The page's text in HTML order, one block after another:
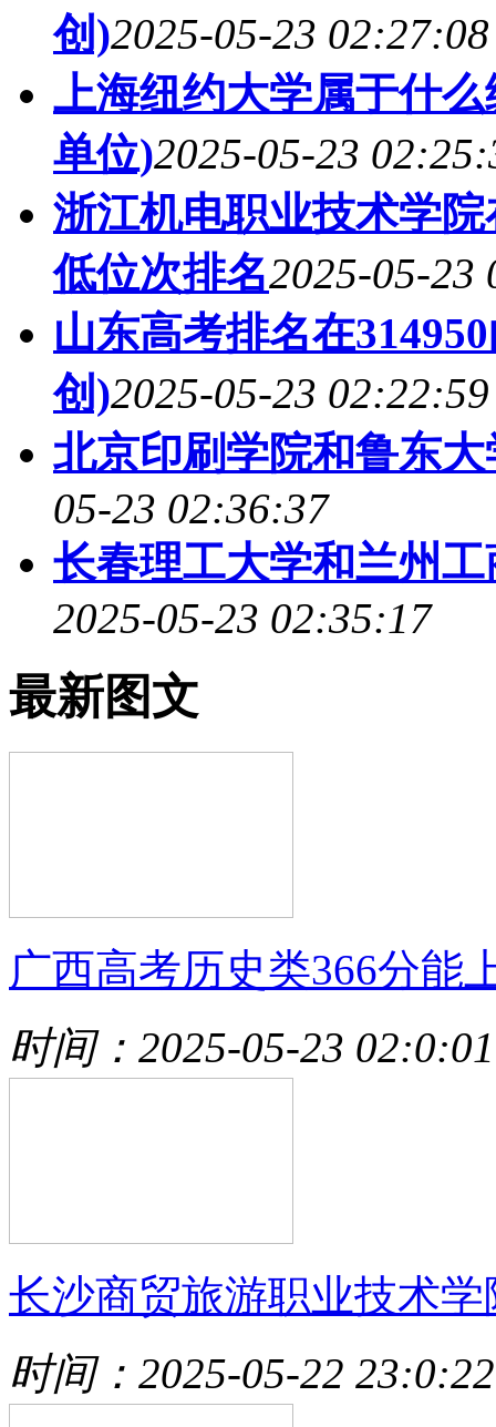
创)2025-05-23 02:27:08
上海纽约大学属于什
单位)2025-05-23
浙江机电职业技术学
低位次排名2025-05-23
山东高考排名在
创)2025-05-23 02:22:59
北京印刷学院和鲁东
05-23 02:36:37
长春理工大学和兰州
2025-05-23 02:35:17
最新图文
广西高考历史类366分能
时间：2025-05-23 02:0:01
长沙商贸旅游职业技术学
时间：2025-05-22 23:0:22